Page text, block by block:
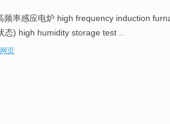
频率感应电炉 high frequency induction
态) high humidity storage test ..
页